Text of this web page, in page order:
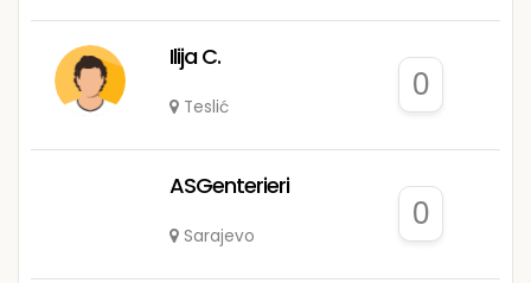
Ilija C.
Teslić
0
ASGenterieri
Sarajevo
0